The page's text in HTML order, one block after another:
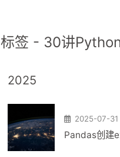
标签 - 30讲
2025
2025-07-31
Pandas创建